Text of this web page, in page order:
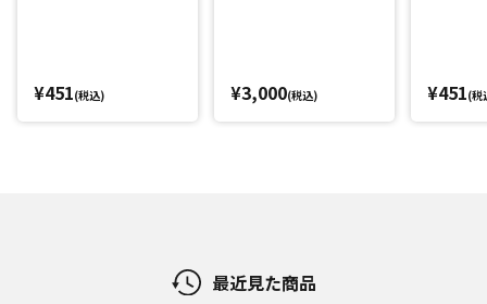
¥451(税込) ¥3,000(税込) ¥451(税
最近見た商品